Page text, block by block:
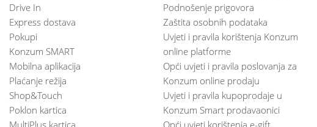
Drive In
Express dostava
Pokupi
Konzum SMART
Mobilna aplikacija
Plaćanje režija
Shop&Touch
Poklon kartica
MultiPlus kartica
Podnošenje prigovora
Zaštita osobnih podataka
Uvjeti i pravila korištenja Konzum
online platforme
Opći uvjeti i pravila poslovanja za
Konzum online prodaju
Uvjeti i pravila kupoprodaje u
Konzum Smart prodavaonici
Opći uvjeti korištenja e-gift